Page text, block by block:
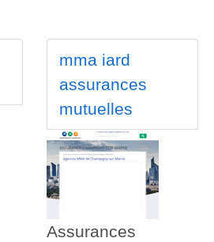
mma iard
assurances
mutuelles
Assurances